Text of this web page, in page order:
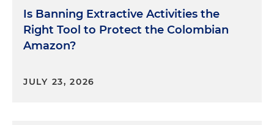
Is Banning Extractive Activities the
Right Tool to Protect the Colombian
Amazon?
JULY 23, 2026